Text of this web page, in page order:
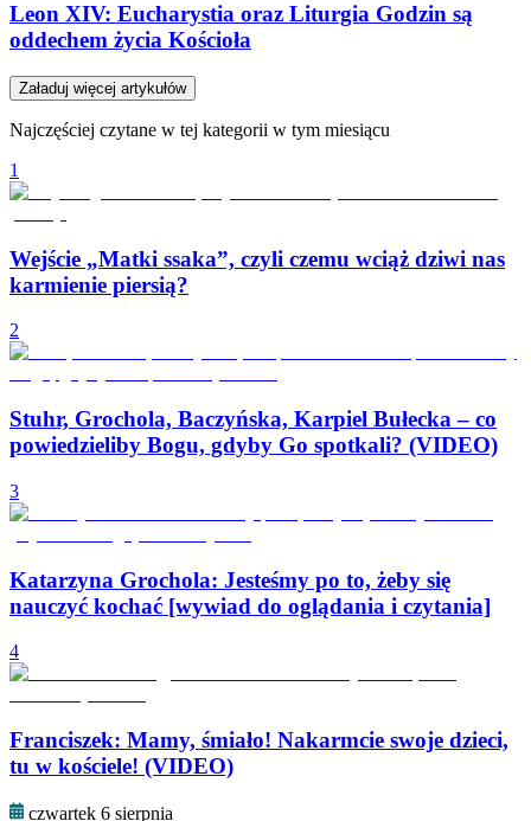
Leon XIV: Eucharystia oraz Liturgia Godzin są
oddechem życia Kościoła
Załaduj więcej artykułów
Najczęściej czytane w tej kategorii w tym miesiącu
1
Wejście „Matki ssaka”, czyli czemu wciąż dziwi nas
karmienie piersią?
2
Stuhr, Grochola, Baczyńska, Karpiel Bułecka – co
powiedzieliby Bogu, gdyby Go spotkali? (VIDEO)
3
Katarzyna Grochola: Jesteśmy po to, żeby się
nauczyć kochać [wywiad do oglądania i czytania]
4
Franciszek: Mamy, śmiało! Nakarmcie swoje dzieci,
tu w kościele! (VIDEO)
czwartek 6 sierpnia